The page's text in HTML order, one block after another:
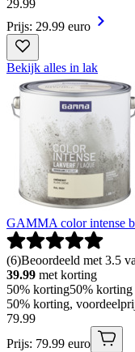
29.99
Prijs: 29.99 euro
Bekijk alles in lak
GAMMA color intense
(6)Beoordeeld met 3.5
39.99 met korting
50% korting50% korting
50% korting,
79.99
Prijs: 79.99 euro